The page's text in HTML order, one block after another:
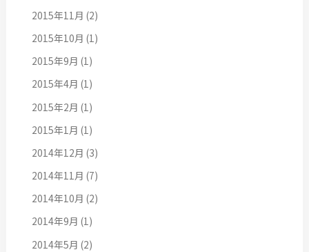
2015年11月 (2)
2015年10月 (1)
2015年9月 (1)
2015年4月 (1)
2015年2月 (1)
2015年1月 (1)
2014年12月 (3)
2014年11月 (7)
2014年10月 (2)
2014年9月 (1)
2014年5月 (2)